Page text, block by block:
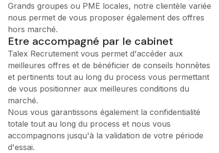
Grands groupes ou PME locales, notre clientèle variée
nous permet de vous proposer également des offres
hors marché.
Etre accompagné par le cabinet
Talex Recrutement vous permet d'accéder aux
meilleures offres et de bénéficier de conseils honnêtes
et pertinents tout au long du process vous permettant
de vous positionner aux meilleures conditions du
marché.
Nous vous garantissons également la confidentialité
totale tout au long du process et nous vous
accompagnons jusqu'à la validation de votre période
d'essai.